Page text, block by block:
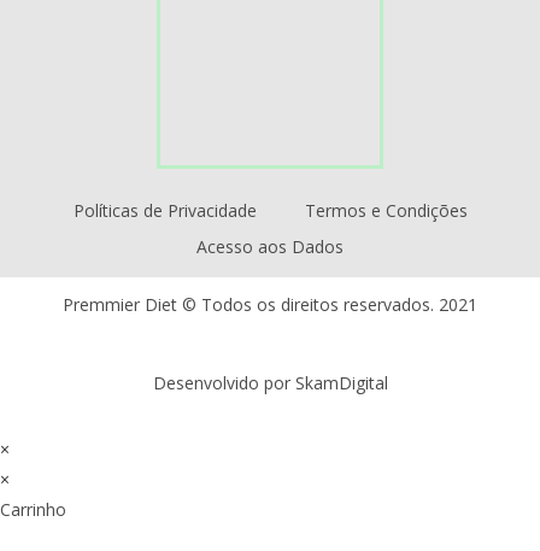
Políticas de Privacidade
Termos e Condições
Acesso aos Dados
Premmier Diet © Todos os direitos reservados. 2021
Desenvolvido por SkamDigital
×
×
Carrinho